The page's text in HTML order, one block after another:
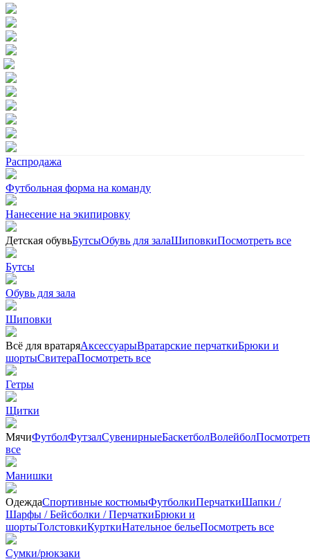
Распродажа
Футбольная форма на команду
Нанесение на экипировку
Детская обувьБутсыОбувь для залаШиповкиПосмотреть все
Бутсы
Обувь для зала
Шиповки
Всё для вратаряАксессуарыВратарские перчаткиБрюки и
шортыCвитераПосмотреть все
Гетры
Щитки
МячиФутболФутзалСувенирныеБаскетболВолейбол
все
Манишки
ОдеждаСпортивные костюмыФутболкиПерчаткиШапки /
Шарфы / Бейсболки / ПерчаткиБрюки и
шортыТолстовкиКурткиНательное бельеПосмотреть все
Сумки/рюкзаки